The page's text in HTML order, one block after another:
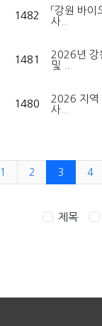
1482
「강원 바
사..
1481
2026년 강
및 ..
1480
2026 지역
사..
1 2 3 4
제목